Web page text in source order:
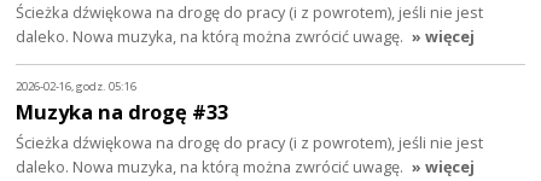
Ścieżka dźwiękowa na drogę do pracy (i z powrotem), jeśli nie jest
daleko. Nowa muzyka, na którą można zwrócić uwagę. » więcej
2026-02-16, godz. 05:16
Muzyka na drogę #33
Ścieżka dźwiękowa na drogę do pracy (i z powrotem), jeśli nie jest
daleko. Nowa muzyka, na którą można zwrócić uwagę. » więcej